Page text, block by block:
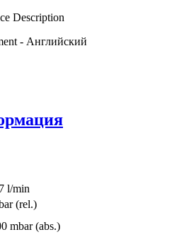
Description
- Английский
l/min
(rel.)
mbar (abs.)